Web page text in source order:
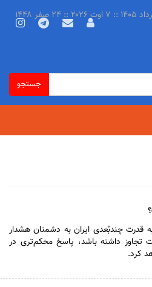
جستجو
قدرت چندبُعدی ایران به دشمنان هشدار
تجاوز داشته باشد، پاسخ محکم‌تری در